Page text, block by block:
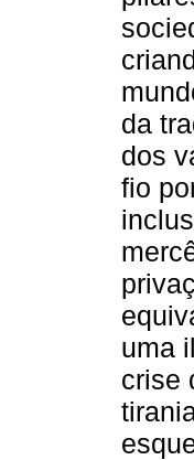
da
dos
fio
uma
crise